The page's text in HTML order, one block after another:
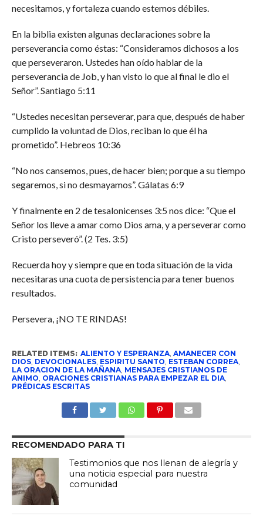
necesitamos, y fortaleza cuando estemos débiles.
En la biblia existen algunas declaraciones sobre la
perseverancia como éstas: “Consideramos dichosos a los
que perseveraron. Ustedes han oído hablar de la
perseverancia de Job, y han visto lo que al final le dio el
Señor”. Santiago 5:11
“Ustedes necesitan perseverar, para que, después de haber
cumplido la voluntad de Dios, reciban lo que él ha
prometido”. Hebreos 10:36
“No nos cansemos, pues, de hacer bien; porque a su tiempo
segaremos, si no desmayamos”. Gálatas 6:9
Y finalmente en 2 de tesalonicenses 3:5 nos dice: “Que el
Señor los lleve a amar como Dios ama, y a perseverar como
Cristo perseveró”. (2 Tes. 3:5)
Recuerda hoy y siempre que en toda situación de la vida
necesitaras una cuota de persistencia para tener buenos
resultados.
Persevera, ¡NO TE RINDAS!
RELATED ITEMS: ALIENTO Y ESPERANZA, AMANECER CON
DIOS, DEVOCIONALES, ESPIRITU SANTO, ESTEBAN CORREA,
LA ORACION DE LA MAÑANA, MENSAJES CRISTIANOS DE
ANIMO, ORACIONES CRISTIANAS PARA EMPEZAR EL DIA,
PRÉDICAS ESCRITAS
RECOMENDADO PARA TI
Testimonios que nos llenan de alegría y
una noticia especial para nuestra
comunidad